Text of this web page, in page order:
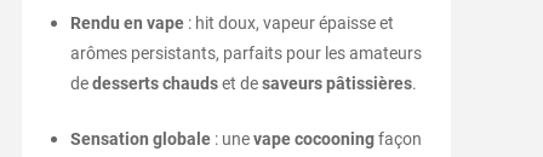
Rendu en vape: hit doux, vapeur épaisse et
arômes persistants, parfaits pour les amateurs
dedesserts chaudset desaveurs pâtissières.
Sensation globale: unevape cocooningfaçon